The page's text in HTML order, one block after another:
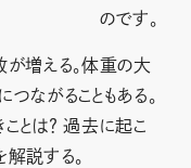
のです。
が増える。体重の大
ながることもある。
とは？ 過去に起こ
説する。